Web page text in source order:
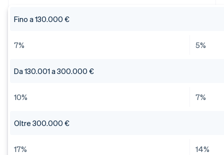
Fino a 130.000 €
7% 5%
Da 130.001 a 300.000 €
10% 7%
Oltre 300.000 €
17% 14%